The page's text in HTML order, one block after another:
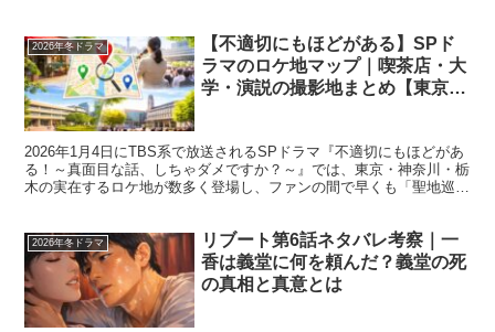
2026年冬ドラマ
【不適切にもほどがある】SPド
ラマのロケ地マップ｜喫茶店・大
学・演説の撮影地まとめ【東京・
2026年1月4日にTBS系で放送されるSPドラマ『不適切にもほどがあ
る！～真面目な話、しちゃダメですか？～』では、東京・神奈川・栃
木の実在するロケ地が数多く登場し、ファンの間で早くも「聖地巡
2026年冬ドラマ
リブート第6話ネタバレ考察｜一
香は義堂に何を頼んだ？義堂の死
の真相と真意とは